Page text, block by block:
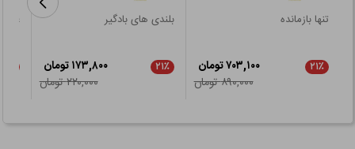
تنها بازمانده
۲۱٪
۷۰۳,۱۰۰ تومان
۸۹۰,۰۰۰ تومان
بلندی های بادگیر
۲۱٪
۱۷۳,۸۰۰ تومان
۲۲۰,۰۰۰ تومان
غم